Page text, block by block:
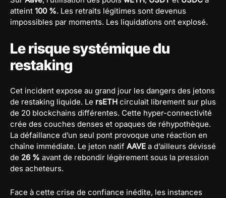
atteint 100 %. Les retraits légitimes sont devenus
impossibles par moments. Les liquidations ont explosé.
Le risque systémique du
restaking
Cet incident expose au grand jour les dangers des jetons
de restaking liquide. Le rsETH circulait librement sur plus
de 20 blockchains différentes. Cette hyper-connectivité
crée des couches denses et opaques de réhypothèque.
La défaillance d’un seul pont provoque une réaction en
chaîne immédiate. Le jeton natif AAVE a d’ailleurs dévissé
de 26 % avant de rebondir légèrement sous la pression
des acheteurs.
Face à cette crise de confiance inédite, les instances